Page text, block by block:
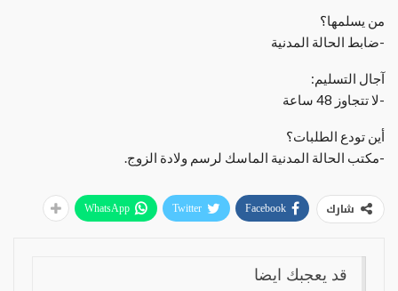
من يسلمها؟
-ضابط الحالة المدنية
آجال التسليم:
-لا تتجاوز 48 ساعة
أين تودع الطلبات؟
-مكتب الحالة المدنية الماسك لرسم ولادة الزوج.
شارك Facebook
Twitter
WhatsApp
قد يعجبك ايضا